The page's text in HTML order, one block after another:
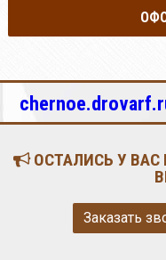
ОСТАЛИСЬ У
Заказать